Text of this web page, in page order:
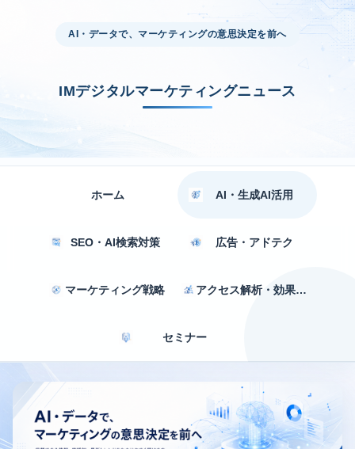
AI・データで、マーケティングの意思決定を前へ
IMデジタルマーケティングニュース
ホーム AI・生成AI活用
SEO・AI検索対策 広告・アドテク
マーケティング戦略 アクセス解析・効果測定
セミナー